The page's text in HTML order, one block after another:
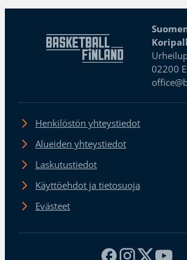
02200
Henkilöstön yhteystiedot
Alueiden yhteystiedot
Laskutustiedot
Käyttöehdot ja tietosuoja
Evästeet